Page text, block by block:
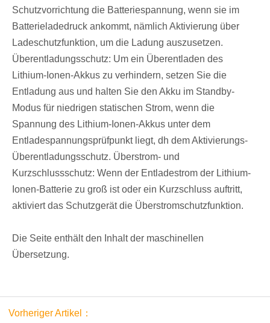
Schutzvorrichtung die Batteriespannung, wenn sie im
Batterieladedruck ankommt, nämlich Aktivierung über
Ladeschutzfunktion, um die Ladung auszusetzen.
Überentladungsschutz: Um ein Überentladen des
Lithium-Ionen-Akkus zu verhindern, setzen Sie die
Entladung aus und halten Sie den Akku im Standby-
Modus für niedrigen statischen Strom, wenn die
Spannung des Lithium-Ionen-Akkus unter dem
Entladespannungsprüfpunkt liegt, dh dem Aktivierungs-
Überentladungsschutz. Überstrom- und
Kurzschlussschutz: Wenn der Entladestrom der Lithium-
Ionen-Batterie zu groß ist oder ein Kurzschluss auftritt,
aktiviert das Schutzgerät die Überstromschutzfunktion.
Die Seite enthält den Inhalt der maschinellen
Übersetzung.
Vorheriger Artikel：